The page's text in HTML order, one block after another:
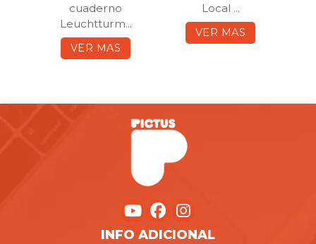
cuaderno
Leuchtturm...
VER MAS
Local ...
VER MAS
INFO ADICIONAL